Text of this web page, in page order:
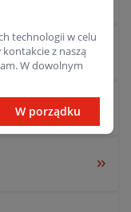
biegów
technologii w celu
z naszą
W dowolnym
W porządku